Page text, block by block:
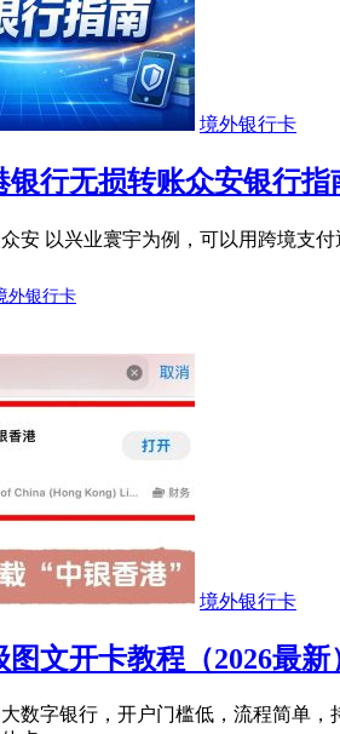
境外银行卡
银行无损转账众安银行指
安 以兴业寰宇为例，可以用跨境支
外银行卡
境外银行卡
文开卡教程（2026最新
数字银行，开户门槛低，流程简单